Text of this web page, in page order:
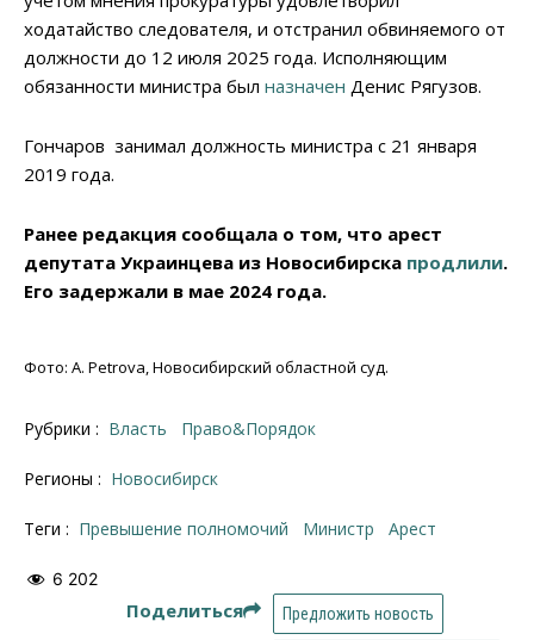
ходатайство следователя, и отстранил обвиняемого от
должности до 12 июля 2025 года. Исполняющим
обязанности министра был назначен Денис Рягузов.
Гончаров занимал должность министра с 21 января
2019 года.
Ранее редакция сообщала о том, что арест
депутата Украинцева из Новосибирска продлили.
Его задержали в мае 2024 года.
Фото: A. Petrova, Новосибирский областной суд.
Рубрики : Власть Право&Порядок
Регионы : Новосибирск
Теги : превышение полномочий министр арест
6 202
Поделиться Предложить новость